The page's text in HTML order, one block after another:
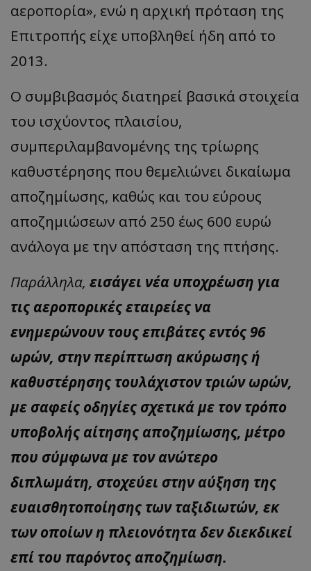
αεροπορία», ενώ η αρχική πρόταση της
Επιτροπής είχε υποβληθεί ήδη από το
2013.
Ο συμβιβασμός διατηρεί βασικά στοιχεία
του ισχύοντος πλαισίου,
συμπεριλαμβανομένης της τρίωρης
καθυστέρησης που θεμελιώνει δικαίωμα
αποζημίωσης, καθώς και του εύρους
αποζημιώσεων από 250 έως 600 ευρώ
ανάλογα με την απόσταση της πτήσης.
Παράλληλα, εισάγει νέα υποχρέωση για
τις αεροπορικές εταιρείες να
ενημερώνουν τους επιβάτες εντός 96
ωρών, στην περίπτωση ακύρωσης ή
καθυστέρησης τουλάχιστον τριών ωρών,
με σαφείς οδηγίες σχετικά με τον τρόπο
υποβολής αίτησης αποζημίωσης, μέτρο
που σύμφωνα με τον ανώτερο
διπλωμάτη, στοχεύει στην αύξηση της
ευαισθητοποίησης των ταξιδιωτών, εκ
των οποίων η πλειονότητα δεν διεκδικεί
επί του παρόντος αποζημίωση.